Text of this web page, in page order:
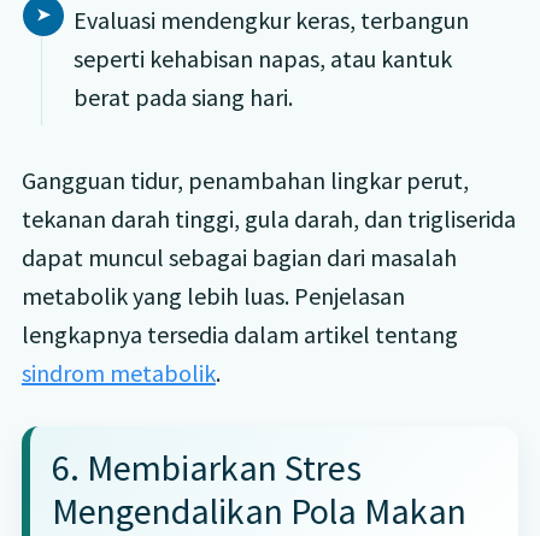
Evaluasi mendengkur keras, terbangun
seperti kehabisan napas, atau kantuk
berat pada siang hari.
Gangguan tidur, penambahan lingkar perut,
tekanan darah tinggi, gula darah, dan trigliserida
dapat muncul sebagai bagian dari masalah
metabolik yang lebih luas. Penjelasan
lengkapnya tersedia dalam artikel tentang
sindrom metabolik.
6. Membiarkan Stres
Mengendalikan Pola Makan